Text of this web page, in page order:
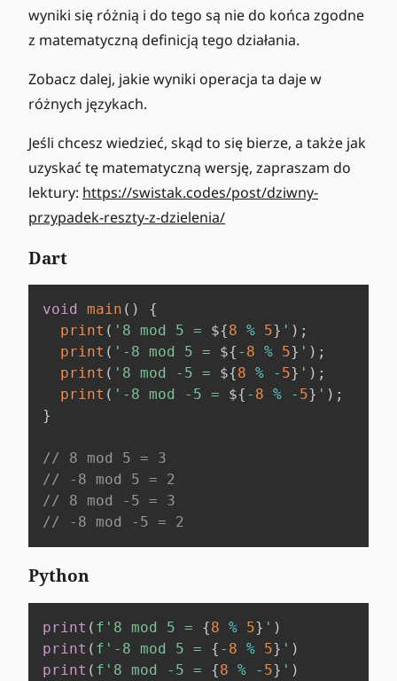
wyniki się różnią i do tego są nie do końca zgodne
z matematyczną definicją tego działania.
Zobacz dalej, jakie wyniki operacja ta daje w
różnych językach.
Jeśli chcesz wiedzieć, skąd to się bierze, a także jak
uzyskać tę matematyczną wersję, zapraszam do
lektury: https://swistak.codes/post/dziwny-
przypadek-reszty-z-dzielenia/
Dart
void main ( )
{
print ( '8 mod 5 = ${8 % 5} ' ) ;
print ( '-8 mod 5 = ${ - 8 % 5} ' ) ;
print ( '8 mod -5 = ${8 % - 5} ' ) ;
print ( '-8 mod -5 = ${ - 8 % - 5} ' ) ;
}
// 8 mod 5 = 3
// -8 mod 5 = 2
// 8 mod -5 = 3
// -8 mod -5 = 2
Python
print ( f'8 mod 5 = {8 % 5} ' )
print ( f'-8 mod 5 = { - 8 % 5} ' )
print ( f'8 mod -5 = {8 % - 5} ' )